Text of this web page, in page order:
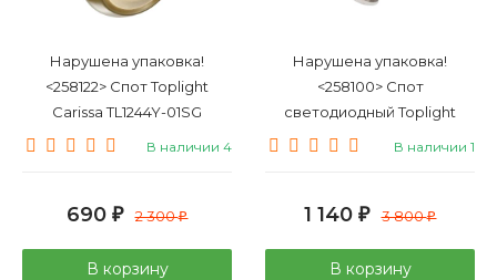
Нарушена упаковка!
<258122> Спот Toplight
Carissa TL1244Y-01SG
В наличии 4
690 ₽ 2 300₽
В корзину
Нарушена упаковка!
<258100> Спот
светодиодный Toplight
Jenifer TL1238Y1-03SN
В наличии 1
1 140 ₽ 3 800₽
В корзину